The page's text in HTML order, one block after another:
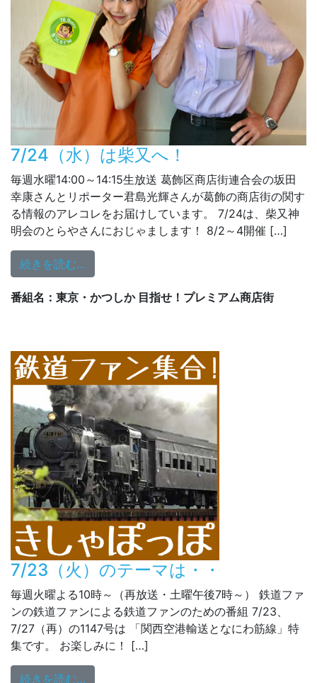
7/24（水）は柴又へ！
毎週水曜14:00～14:15生放送 葛飾区商店街連合会の坂田
幸康さんとリポーター君島光輝さんが葛飾の商店街の関す
る情報のアレコレをお届けしています。 7/24は、柴又神
明会のとらやさんにおじゃまします！ 8/2～4開催 […]
続きを読む…
番組名：東京・かつしか 目指せ！プレミアム商店街
7/23（火）のテーマは・・
毎週火曜よる10時～（再放送・土曜午後7時～） 鉄道ファ
ンの鉄道ファンによる鉄道ファンのための番組 7/23、
7/27（再）の1147号は 「関西空港輸送となにわ筋線」特
集です。 お楽しみに！ […]
続きを読む…